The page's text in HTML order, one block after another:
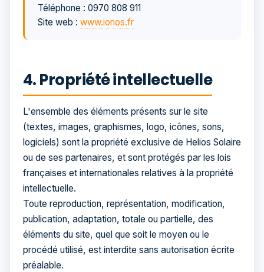
Téléphone : 0970 808 911
Site web : www.ionos.fr
4. Propriété intellectuelle
L'ensemble des éléments présents sur le site
(textes, images, graphismes, logo, icônes, sons,
logiciels) sont la propriété exclusive de Helios Solaire
ou de ses partenaires, et sont protégés par les lois
françaises et internationales relatives à la propriété
intellectuelle.
Toute reproduction, représentation, modification,
publication, adaptation, totale ou partielle, des
éléments du site, quel que soit le moyen ou le
procédé utilisé, est interdite sans autorisation écrite
préalable.